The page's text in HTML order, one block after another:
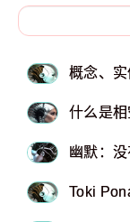
概念、实
什么是
幽默：
Toki